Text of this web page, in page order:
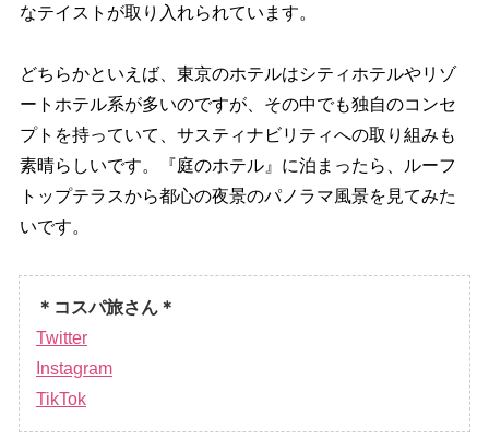
なテイストが取り入れられています。
どちらかといえば、東京のホテルはシティホテルやリゾ
ートホテル系が多いのですが、その中でも独自のコンセ
プトを持っていて、サスティナビリティへの取り組みも
素晴らしいです。『庭のホテル』に泊まったら、ルーフ
トップテラスから都心の夜景のパノラマ風景を見てみた
いです。
＊コスパ旅さん＊
Twitter
Instagram
TikTok